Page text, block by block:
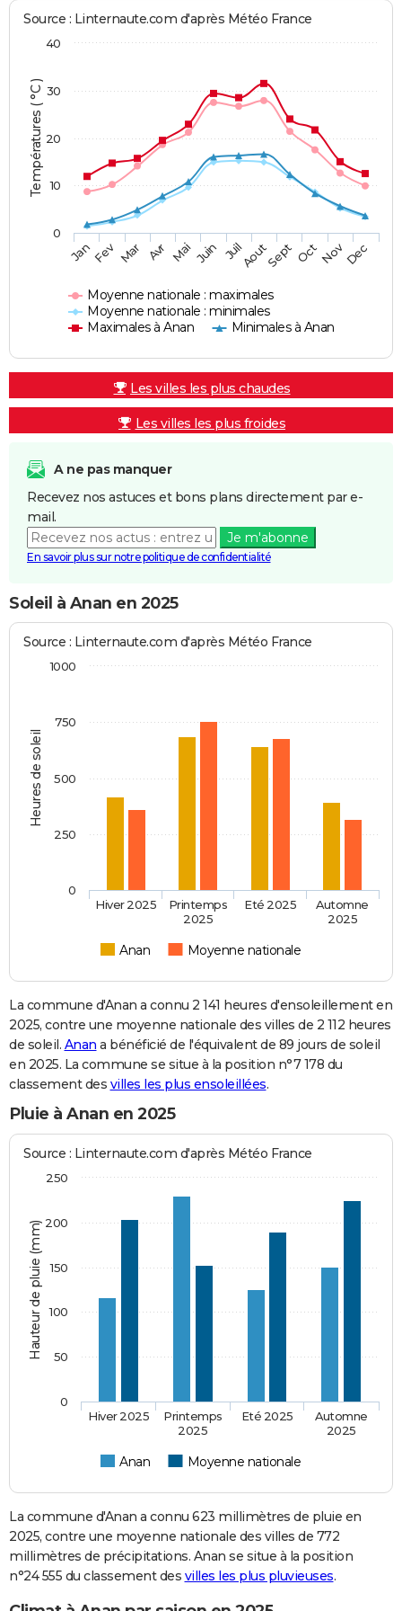
Températures ( °C )
Source : Linternaute.com d'après Météo France
Moyenne nationale : maximales
Moyenne nationale : minimales
Maximales à Anan
Minimales à Anan
JanFev Mar Avr Mai Juin JuilAoutSept OctNovDec
0
10
20
30
40
Les villes les plus chaudes
Les villes les plus froides
A ne pas manquer
Recevez nos astuces et bons plans directement par e-
mail.
Je m'abonne
En savoir plus sur notre politique de confidentialité
Soleil à Anan en 2025
Heures de soleil
Source : Linternaute.com d'après Météo France
Anan Moyenne nationale
Hiver 2025
Printemps
2025
Eté 2025
Automne
2025
0
250
500
750
1000
La commune d'Anan a connu 2 141 heures d'ensoleillement en
2025, contre une moyenne nationale des villes de 2 112 heures
de soleil. Anan a bénéficié de l'équivalent de 89 jours de soleil
en 2025. La commune se situe à la position n°7 178 du
classement des villes les plus ensoleillées.
Pluie à Anan en 2025
Hauteur de pluie (mm)
Source : Linternaute.com d'après Météo France
Anan Moyenne nationale
Hiver 2025
Printemps
2025
Eté 2025
Automne
2025
0
50
100
150
200
250
La commune d'Anan a connu 623 millimètres de pluie en
2025, contre une moyenne nationale des villes de 772
millimètres de précipitations. Anan se situe à la position
n°24 555 du classement des villes les plus pluvieuses.